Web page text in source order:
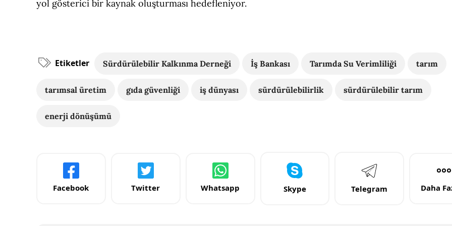
yol gösterici bir kaynak oluşturması hedefleniyor.
Etiketler Sürdürülebilir Kalkınma Derneği İş Bankası Tarımda Su Verimliliği tarım
tarımsal üretim gıda güvenliği iş dünyası sürdürülebilirlik sürdürülebilir tarım
enerji dönüşümü
Facebook Twitter Whatsapp Skype Telegram Daha